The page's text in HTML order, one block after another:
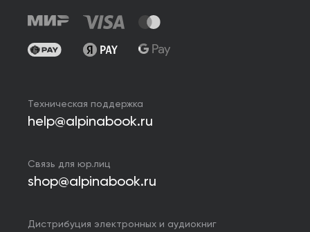
Техническая поддержка
help@alpinabook.ru
Связь для юр.лиц
shop@alpinabook.ru
Дистрибуция электронных и аудиокниг